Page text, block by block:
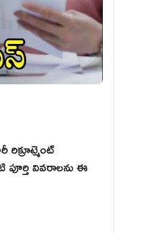
పూర్తి వివరాలను ఈ